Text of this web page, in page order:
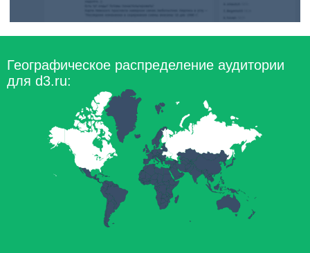
Географическое распределение аудитории
для d3.ru: